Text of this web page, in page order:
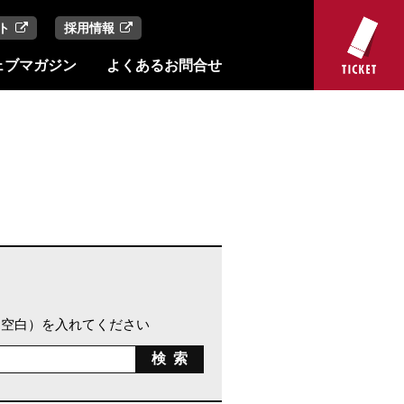
採用情報
ブマガジン よくあるお問合せ
白）を入れてください